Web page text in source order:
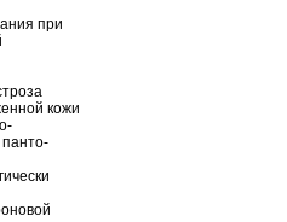
при
кожи
панто-